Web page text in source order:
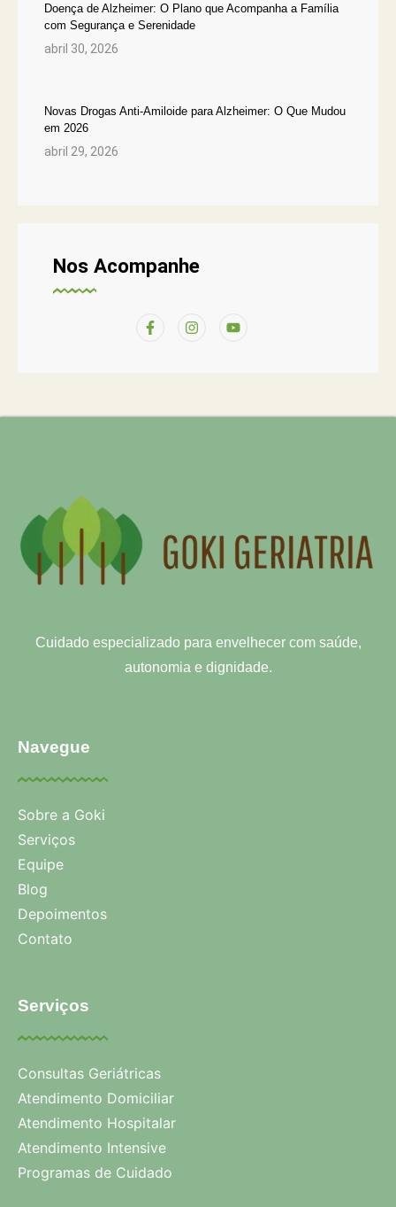
Doença de Alzheimer: O Plano que Acompanha a Família
com Segurança e Serenidade
abril 30, 2026
Novas Drogas Anti-Amiloide para Alzheimer: O Que Mudou
em 2026
abril 29, 2026
Nos Acompanhe
Cuidado especializado para envelhecer com saúde,
autonomia e dignidade.
Navegue
Sobre a Goki
Serviços
Equipe
Blog
Depoimentos
Contato
Serviços
Consultas Geriátricas
Atendimento Domiciliar
Atendimento Hospitalar
Atendimento Intensive
Programas de Cuidado